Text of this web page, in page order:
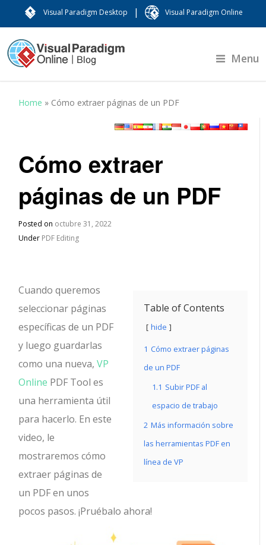
Visual Paradigm Desktop | Visual Paradigm Online
Menu
Home » Cómo extraer páginas de un PDF
Cómo extraer
páginas de un PDF
Posted on octubre 31, 2022
Under PDF Editing
Table of Contents
hide
1 Cómo extraer páginas
de un PDF
1.1 Subir PDF al
espacio de trabajo
2 Más información sobre
las herramientas PDF en
línea de VP
Cuando queremos
seleccionar páginas
específicas de un PDF
y luego guardarlas
como una nueva,VP
Online PDF Tool es
una herramienta útil
para hacerlo. En este
video, le
mostraremos cómo
extraer páginas de
un PDF en unos
pocos pasos. ¡Pruébalo ahora!